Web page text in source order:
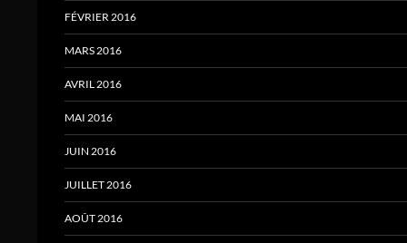
FÉVRIER 2016
MARS 2016
AVRIL 2016
MAI 2016
JUIN 2016
JUILLET 2016
AOÛT 2016